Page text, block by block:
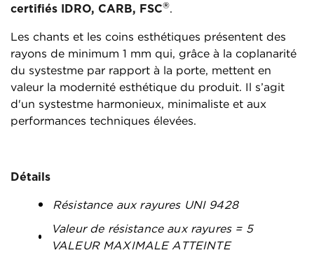
certifiés IDRO, CARB, FSC®.
Les chants et les coins esthétiques présentent des
rayons de minimum 1 mm qui, grâce à la coplanarité
du systestme par rapport à la porte, mettent en
valeur la modernité esthétique du produit. Il s’agit
d'un systestme harmonieux, minimaliste et aux
performances techniques élevées.
Détails
Résistance aux rayures UNI 9428
Valeur de résistance aux rayures = 5
VALEUR MAXIMALE ATTEINTE